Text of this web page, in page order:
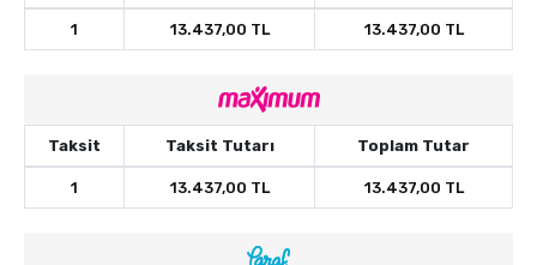
1 13.437,00 TL 13.437,00 TL
Taksit Taksit Tutarı Toplam Tutar
1 13.437,00 TL 13.437,00 TL